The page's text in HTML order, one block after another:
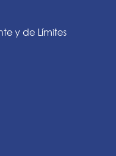
y de Límites